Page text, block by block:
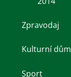
Zpravodaj
Kulturní dům
Sport